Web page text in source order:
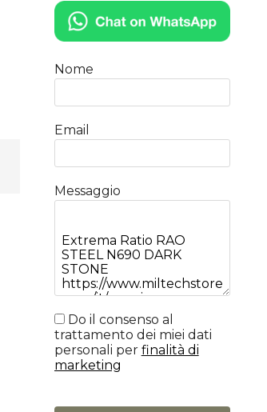
Nome
Email
Messaggio
Do il consenso al
trattamento dei miei dati
personali per finalità di
marketing